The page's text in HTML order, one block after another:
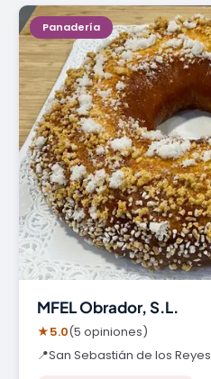
Panadería
MFEL Obrador, S.L.
★5.0(5 opiniones)
📍San Sebastián de los Reyes